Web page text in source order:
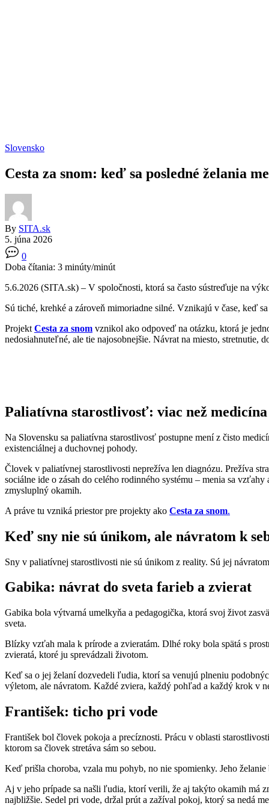
Slovensko
Cesta za snom: keď sa posledné želania
By SITA.sk
5. júna 2026
0
Doba čítania: 3 minúty/minút
5.6.2026 (SITA.sk) – V spoločnosti, ktorá sa často sústreďuje na
Sú tiché, krehké a zároveň mimoriadne silné. Vznikajú v čase, keď
Projekt Cesta za snom vznikol ako odpoveď na otázku, ktorá je
nedosiahnuteľné, ale tie najosobnejšie. Návrat na miesto, stretnutie,
Paliatívna starostlivosť: viac než medicína
Na Slovensku sa paliatívna starostlivosť postupne mení z čisto
existenciálnej a duchovnej pohody.
Človek v paliatívnej starostlivosti neprežíva len diagnózu. Prežíva
sociálne ide o zásah do celého rodinného systému – menia sa
zmysluplný okamih.
A práve tu vzniká priestor pre projekty ako Cesta za snom.
Keď sny nie sú únikom, ale návratom k
Sny v paliatívnej starostlivosti nie sú únikom z reality. Sú jej
Gabika: návrat do sveta farieb a zvierat
Gabika bola výtvarná umelkyňa a pedagogička, ktorá svoj život
sveta.
Blízky vzťah mala k prírode a zvieratám. Dlhé roky bola spätá s
zvieratá, ktoré ju sprevádzali životom.
Keď sa o jej želaní dozvedeli ľudia, ktorí sa venujú plneniu
výletom, ale návratom. Každé zviera, každý pohľad a každý krok v
František: ticho pri vode
František bol človek pokoja a precíznosti. Prácu v oblasti
ktorom sa človek stretáva sám so sebou.
Keď prišla choroba, vzala mu pohyb, no nie spomienky. Jeho
Aj v jeho prípade sa našli ľudia, ktorí verili, že aj takýto okamih má
najbližšie. Sedel pri vode, držal prút a zažíval pokoj, ktorý sa nedá